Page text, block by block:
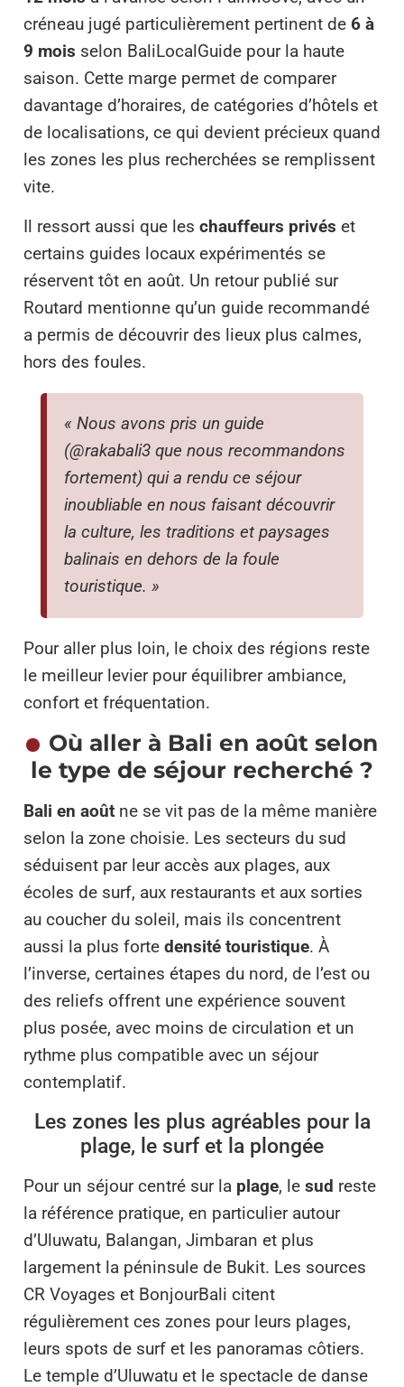
créneau jugé particulièrement pertinent de 6 à
9 mois selon BaliLocalGuide pour la haute
saison. Cette marge permet de comparer
davantage d’horaires, de catégories d’hôtels et
de localisations, ce qui devient précieux quand
les zones les plus recherchées se remplissent
vite.
Il ressort aussi que les chauffeurs privés et
certains guides locaux expérimentés se
réservent tôt en août. Un retour publié sur
Routard mentionne qu’un guide recommandé
a permis de découvrir des lieux plus calmes,
hors des foules.
« Nous avons pris un guide
(@rakabali3 que nous recommandons
fortement) qui a rendu ce séjour
inoubliable en nous faisant découvrir
la culture, les traditions et paysages
balinais en dehors de la foule
touristique. »
Pour aller plus loin, le choix des régions reste
le meilleur levier pour équilibrer ambiance,
confort et fréquentation.
Où aller à Bali en août selon
le type de séjour recherché ?
Bali en août ne se vit pas de la même manière
selon la zone choisie. Les secteurs du sud
séduisent par leur accès aux plages, aux
écoles de surf, aux restaurants et aux sorties
au coucher du soleil, mais ils concentrent
aussi la plus forte densité touristique. À
l’inverse, certaines étapes du nord, de l’est ou
des reliefs offrent une expérience souvent
plus posée, avec moins de circulation et un
rythme plus compatible avec un séjour
contemplatif.
Les zones les plus agréables pour la
plage, le surf et la plongée
Pour un séjour centré sur la plage, le sud reste
la référence pratique, en particulier autour
d’Uluwatu, Balangan, Jimbaran et plus
largement la péninsule de Bukit. Les sources
CR Voyages et BonjourBali citent
régulièrement ces zones pour leurs plages,
leurs spots de surf et les panoramas côtiers.
Le temple d’Uluwatu et le spectacle de danse